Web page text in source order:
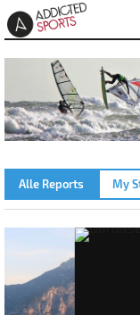
Alle Reports My
GARDASEE -